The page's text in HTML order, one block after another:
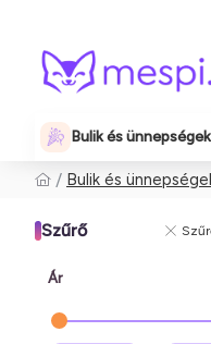
Bulik és ünnepségek
Bulik és
Szűrő
Ár